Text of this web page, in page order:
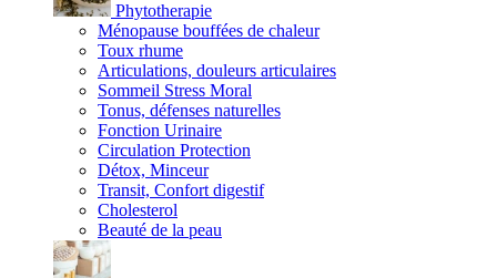
Phytotherapie
Ménopause bouffées de chaleur
Toux rhume
Articulations, douleurs articulaires
Sommeil Stress Moral
Tonus, défenses naturelles
Fonction Urinaire
Circulation Protection
Détox, Minceur
Transit, Confort digestif
Cholesterol
Beauté de la peau